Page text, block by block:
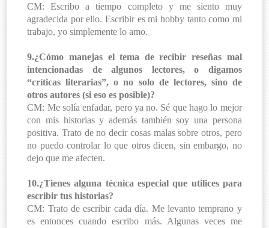
CM: Escribo a tiempo completo y me siento muy
agradecida por ello. Escribir es mi hobby tanto como mi
trabajo, yo simplemente lo amo.
9.¿Cómo manejas el tema de recibir reseñas mal
intencionadas de algunos lectores, o digamos
“críticas literarias”, o no solo de lectores, sino de
otros autores (si eso es posible)?
CM: Me solía enfadar, pero ya no. Sé que hago lo mejor
con mis historias y además también soy una persona
positiva. Trato de no decir cosas malas sobre otros, pero
no puedo controlar lo que otros dicen, sin embargo, no
dejo que me afecten.
10.¿Tienes alguna técnica especial que utilices para
escribir tus historias?
CM: Trato de escribir cada día. Me levanto temprano y
es entonces cuando escribo más. Algunas veces me